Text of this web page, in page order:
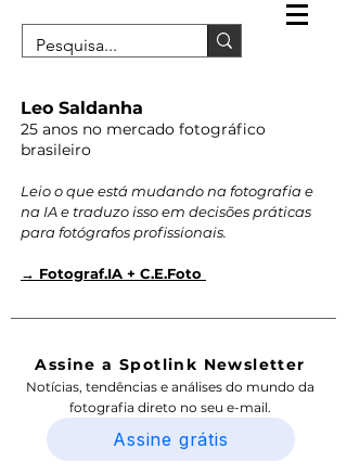
Leo Saldanha
25 anos no mercado fotográfico
brasileiro
Leio o que está mudando na fotografia e
na IA e traduzo isso em decisões práticas
para fotógrafos profissionais.
→ Fotograf.IA + C.E.Foto
Assine a Spotlink Newsletter
Notícias, tendências e análises do mundo da
fotografia direto no seu e-mail.
Assine grátis